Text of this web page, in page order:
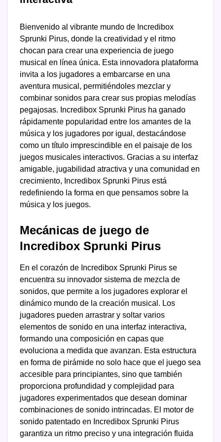
Bienvenido al vibrante mundo de Incredibox
Sprunki Pirus, donde la creatividad y el ritmo
chocan para crear una experiencia de juego
musical en línea única. Esta innovadora plataforma
invita a los jugadores a embarcarse en una
aventura musical, permitiéndoles mezclar y
combinar sonidos para crear sus propias melodías
pegajosas. Incredibox Sprunki Pirus ha ganado
rápidamente popularidad entre los amantes de la
música y los jugadores por igual, destacándose
como un título imprescindible en el paisaje de los
juegos musicales interactivos. Gracias a su interfaz
amigable, jugabilidad atractiva y una comunidad en
crecimiento, Incredibox Sprunki Pirus está
redefiniendo la forma en que pensamos sobre la
música y los juegos.
Mecánicas de juego de
Incredibox Sprunki Pirus
En el corazón de Incredibox Sprunki Pirus se
encuentra su innovador sistema de mezcla de
sonidos, que permite a los jugadores explorar el
dinámico mundo de la creación musical. Los
jugadores pueden arrastrar y soltar varios
elementos de sonido en una interfaz interactiva,
formando una composición en capas que
evoluciona a medida que avanzan. Esta estructura
en forma de pirámide no solo hace que el juego sea
accesible para principiantes, sino que también
proporciona profundidad y complejidad para
jugadores experimentados que desean dominar
combinaciones de sonido intrincadas. El motor de
sonido patentado en Incredibox Sprunki Pirus
garantiza un ritmo preciso y una integración fluida